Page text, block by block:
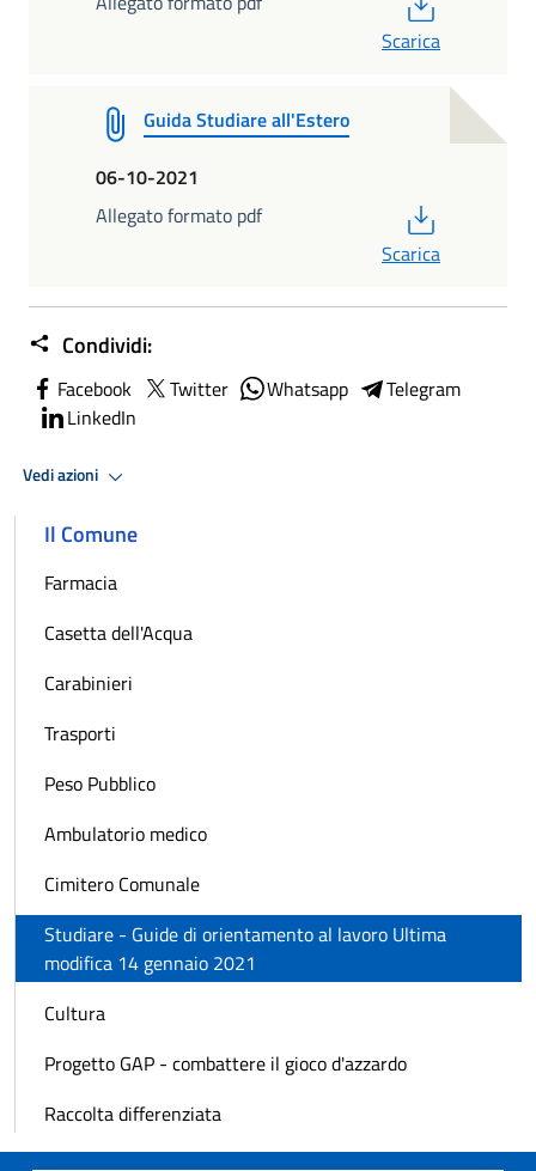
Scarica
Guida Studiare all'Estero
06-10-2021
Allegato formato pdf
Scarica
Condividi:
Facebook Twitter Whatsapp
Telegram
LinkedIn
Vedi azioni
Il Comune
Farmacia
Casetta dell'Acqua
Carabinieri
Trasporti
Peso Pubblico
Ambulatorio medico
Cimitero Comunale
Studiare - Guide di orientamento al lavoro Ultima
modifica 14 gennaio 2021
Cultura
Progetto GAP - combattere il gioco d'azzardo
Raccolta differenziata